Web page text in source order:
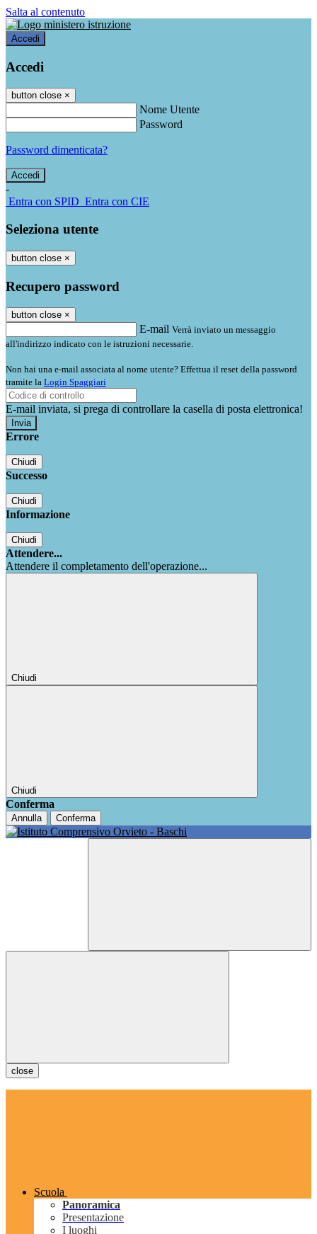
Salta al contenuto
Accedi
Accedi
button close ×
Nome Utente
Password
Password dimenticata?
-
Entra con SPID Entra con CIE
Seleziona utente
button close ×
Recupero password
button close ×
E-mail Verrà inviato un messaggio
all'indirizzo indicato con le istruzioni necessarie.
Non hai una e-mail associata al nome utente? Effettua il reset della password
tramite la Login Spaggiari
E-mail inviata, si prega di controllare la casella di posta elettronica!
Errore
Chiudi
Successo
Chiudi
Informazione
Chiudi
Attendere...
Attendere il completamento dell'operazione...
Chiudi
Chiudi
Conferma
Annulla Conferma
close
Scuola
Panoramica
Presentazione
I luoghi